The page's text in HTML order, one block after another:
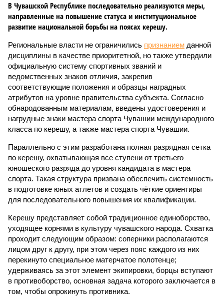
В Чувашской Республике последовательно реализуются меры,
направленные на повышение статуса и институциональное
развитие национальной борьбы на поясах керешу.
Региональные власти не ограничились признанием данной
дисциплины в качестве приоритетной, но также утвердили
официальную систему спортивных званий и
ведомственных знаков отличия, закрепив
соответствующие положения и образцы наградных
атрибутов на уровне правительства субъекта. Согласно
обнародованным материалам, введены удостоверения и
нагрудные знаки мастера спорта Чувашии международного
класса по керешу, а также мастера спорта Чувашии.
Параллельно с этим разработана полная разрядная сетка
по керешу, охватывающая все ступени от третьего
юношеского разряда до уровня кандидата в мастера
спорта. Такая структура призвана обеспечить системность
в подготовке юных атлетов и создать чёткие ориентиры
для последовательного повышения их квалификации.
Керешу представляет собой традиционное единоборство,
уходящее корнями в культуру чувашского народа. Схватка
проходит следующим образом: соперники располагаются
лицом друг к другу, при этом через пояс каждого из них
перекинуто специальное матерчатое полотенце;
удерживаясь за этот элемент экипировки, борцы вступают
в противоборство, основная задача которого заключается в
том, чтобы опрокинуть противника.